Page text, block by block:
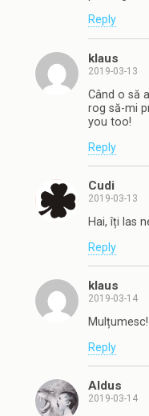
Reply
klaus
2019-03-13
Când o să
rog să-mi
you too!
Reply
Cudi
2019-03-13
Hai, îți las
Reply
klaus
2019-03-14
Mulțumesc!
Reply
Aldus
2019-03-14